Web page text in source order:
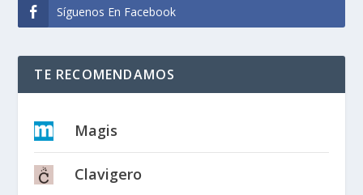
Síguenos En Facebook
TE RECOMENDAMOS
Magis
Clavigero